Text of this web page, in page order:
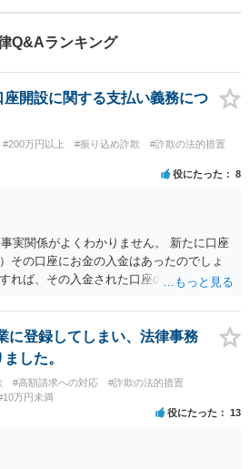
ください。
Q&Aランキング
開設に関する支払い義務につ
#200万円以上 #振り込め詐欺
#詐欺の法的措置
役にたった 8
実関係がよくわかりません。 新たに口座
その口座にお金の入金はあったのでしょ
れば、その入金された口座の資金は引き
悪用する人は、「その口座に入ったお金
すから、あなたがキャッシュカードを持
ュカードで引き出すことはあなたしかで
ば、ネット上あるいはアプリ上で第三者
います。あなたの名義の口座であるか
ることが可能であると思います。 その上
し、残っていないのであれば、第三者に
たどちらかだと思います。第三者に送金
に登録してしまい、法律事務
した。
#高額請求への対応
#詐欺の法的措置
万円未満
役にたった 13